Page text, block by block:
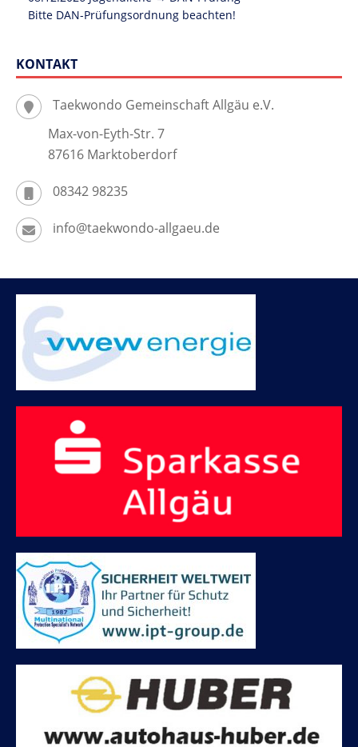
Bitte DAN-Prüfungsordnung beachten!
KONTAKT
Taekwondo Gemeinschaft Allgäu e.V.
Max-von-Eyth-Str. 7
87616 Marktoberdorf
08342 98235
info@taekwondo-allgaeu.de